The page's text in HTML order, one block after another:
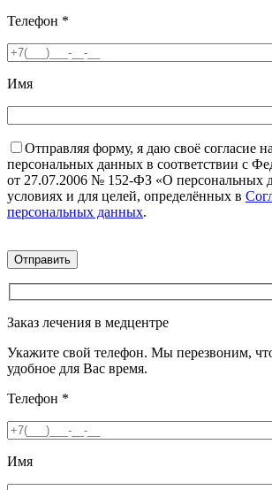
Телефон *
Имя
Отправляя форму, я даю своё согласие
персональных данных в соответствии с
от 27.07.2006 № 152-ФЗ «О персональных
условиях и для целей, определённых в
персональных данных.
Заказ лечения в медцентре
Укажите свой телефон. Мы перезвоним,
удобное для Вас время.
Телефон *
Имя